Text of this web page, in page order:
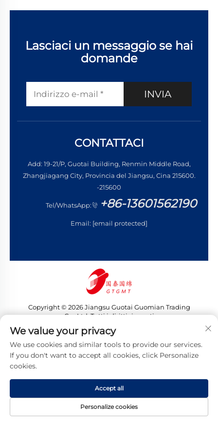
Lasciaci un messaggio se hai
domande
INVIA
CONTATTACI
Add: 19-21/P, Guotai Building, Renmin Middle Road,
Zhangjiagang City, Provincia del Jiangsu, Cina 215600.
-215600
Tel/WhatsApp: +86-13601562190
Email: [email protected]
Copyright © 2026 Jiangsu Guotai Guomian Trading
Co., Ltd. Tutti i diritti riservati
Informativa sulla privacy
HOMEPAGE PRODOTTI EMAIL TEL
We value your privacy
We use cookies and similar tools to provide our services.
If you don't want to accept all cookies, click Personalize
cookies.
Personalize cookies
Accept all